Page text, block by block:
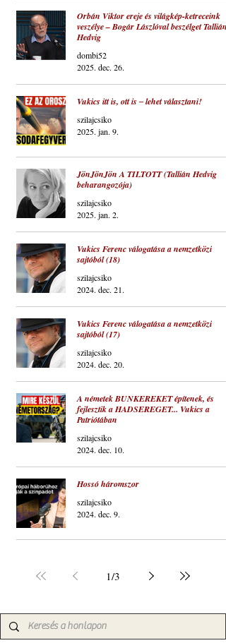
Orbán Viktor ereje és világkép-ketreceink
veszélye – Bogár Lászlóval beszélget Tallián
Hedvig
dombi52
2025. dec. 26.
Vukics itt is, ott is ‒ lehet választani!
szilajcsiko
2025. jan. 9.
JönJönJön A TILTOTT (Tallián Hedvig
beharangozója)
szilajcsiko
2025. jan. 2.
Vukics Ferenc válogatása a nemzetközi
sajtóból (18)
szilajcsiko
2024. dec. 21.
Vukics Ferenc válogatása a nemzetközi
sajtóból (17)
szilajcsiko
2024. dec. 20.
A németek BUNKEREKET építenek, és
fejlesztik a HADSEREGET... Vukics a
Patriótában
szilajcsiko
2024. dec. 10.
Hossó háromszor
szilajcsiko
2024. dec. 9.
1/3